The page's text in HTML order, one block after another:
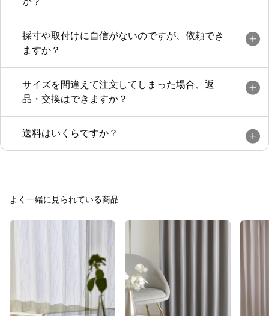
採寸や取付けに自信がないのですが、依頼でき
ますか？
サイズを間違えて注文してしまった場合、返
品・交換はできますか？
送料はいくらですか？
よく一緒に見られている商品